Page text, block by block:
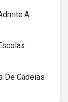
A
De Cadeias